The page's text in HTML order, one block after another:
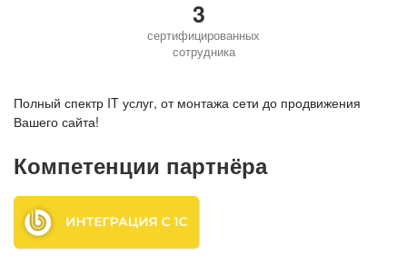
3
сертифицированных
сотрудника
Полный спектр IT услуг, от монтажа сети до продвижения
Вашего сайта!
Компетенции партнёра